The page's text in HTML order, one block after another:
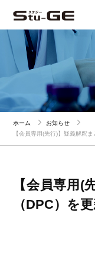
ホーム
お知らせ
【会員専用(先行)】疑義解釈
【会員専用(
（DPC）を